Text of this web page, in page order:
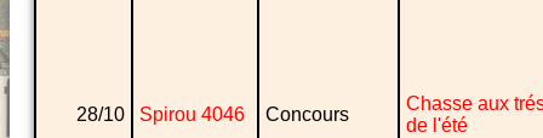
28/10 Spirou 4046 Concours
Chasse aux
de l'été